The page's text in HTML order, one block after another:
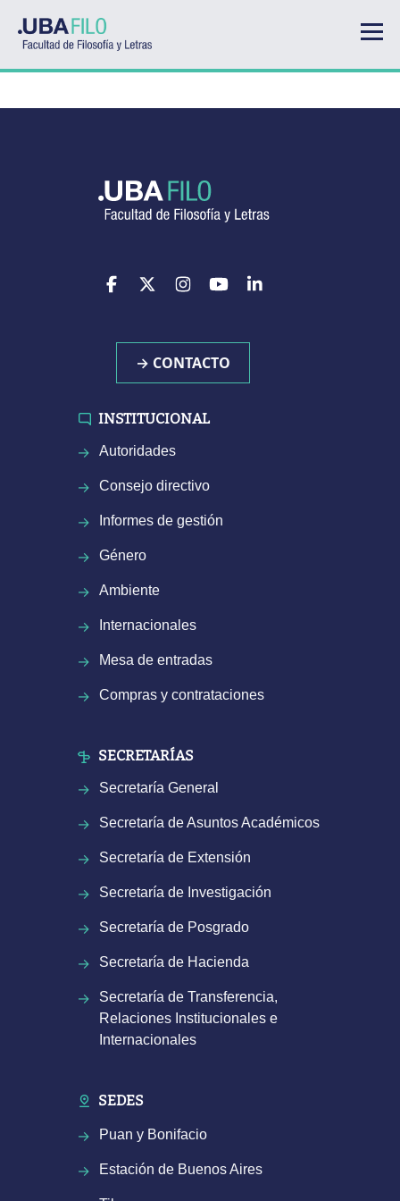
→ CONTACTO
INSTITUCIONAL
Autoridades
Consejo directivo
Informes de gestión
Género
Ambiente
Internacionales
Mesa de entradas
Compras y contrataciones
SECRETARÍAS
Secretaría General
Secretaría de Asuntos Académicos
Secretaría de Extensión
Secretaría de Investigación
Secretaría de Posgrado
Secretaría de Hacienda
Secretaría de Transferencia,
Relaciones Institucionales e
Internacionales
SEDES
Puan y Bonifacio
Estación de Buenos Aires